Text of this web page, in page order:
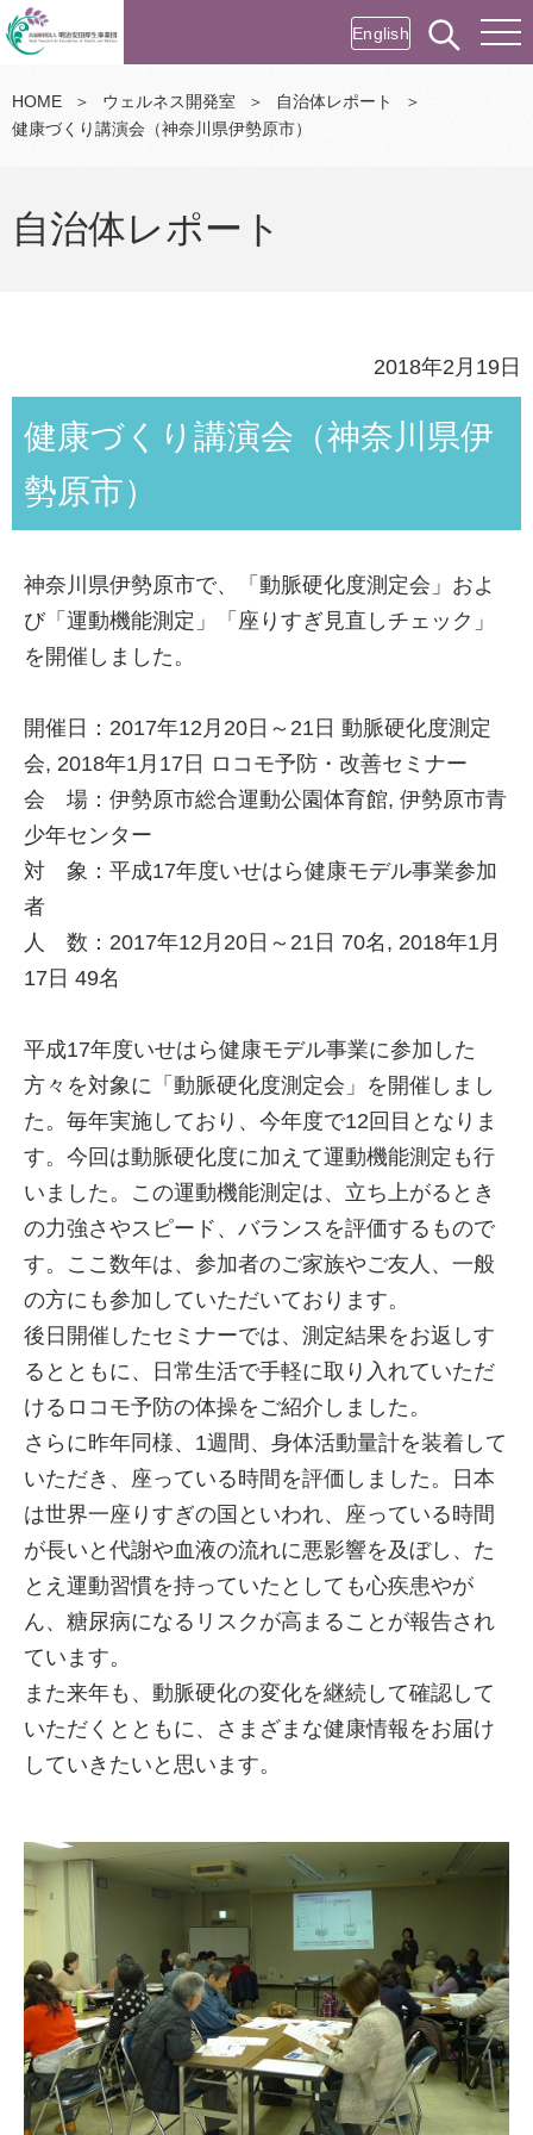
English
HOME ＞ ウェルネス開発室 ＞ 自治体レポート
＞
健康づくり講演会（神奈川県伊勢原市）
自治体レポート
2018年2月19日
健康づくり講演会（神奈川県伊
勢原市）
神奈川県伊勢原市で、「動脈硬化度測定会」およ
び「運動機能測定」「座りすぎ見直しチェック」
を開催しました。
開催日：2017年12月20日～21日 動脈硬化度測定
会, 2018年1月17日 ロコモ予防・改善セミナー
会 場：伊勢原市総合運動公園体育館, 伊勢原市青
少年センター
対 象：平成17年度いせはら健康モデル事業参加
者
人 数：2017年12月20日～21日 70名, 2018年1月
17日 49名
平成17年度いせはら健康モデル事業に参加した
方々を対象に「動脈硬化度測定会」を開催しまし
た。毎年実施しており、今年度で12回目となりま
す。今回は動脈硬化度に加えて運動機能測定も行
いました。この運動機能測定は、立ち上がるとき
の力強さやスピード、バランスを評価するもので
す。ここ数年は、参加者のご家族やご友人、一般
の方にも参加していただいております。
後日開催したセミナーでは、測定結果をお返しす
るとともに、日常生活で手軽に取り入れていただ
けるロコモ予防の体操をご紹介しました。
さらに昨年同様、1週間、身体活動量計を装着して
いただき、座っている時間を評価しました。日本
は世界一座りすぎの国といわれ、座っている時間
が長いと代謝や血液の流れに悪影響を及ぼし、た
とえ運動習慣を持っていたとしても心疾患やが
ん、糖尿病になるリスクが高まることが報告され
ています。
また来年も、動脈硬化の変化を継続して確認して
いただくとともに、さまざまな健康情報をお届け
していきたいと思います。